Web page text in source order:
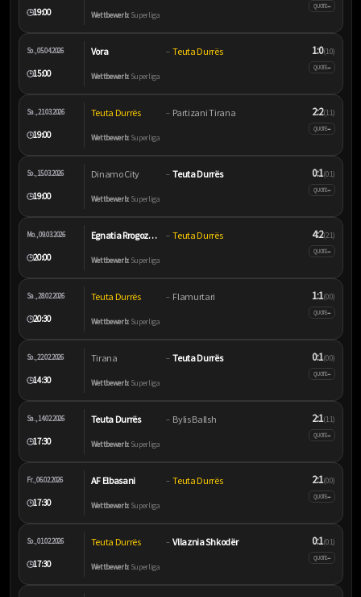
🕒19:00 Wettbewerb:Superliga
QUOTE–
So., 05.04.2026
🕒15:00
Vora – Teuta Durrës
Wettbewerb:Superliga
1:0(1:0)
QUOTE–
Sa., 21.03.2026
🕒19:00
Teuta Durrës – Partizani Tirana
Wettbewerb:Superliga
2:2(1:1)
QUOTE–
So., 15.03.2026
🕒19:00
Dinamo City – Teuta Durrës
Wettbewerb:Superliga
0:1(0:1)
QUOTE–
Mo., 09.03.2026
🕒20:00
Egnatia Rrogozhinë – Teuta Durrës
Wettbewerb:Superliga
4:2(2:1)
QUOTE–
Sa., 28.02.2026
🕒20:30
Teuta Durrës – Flamurtari
Wettbewerb:Superliga
1:1(0:0)
QUOTE–
So., 22.02.2026
🕒14:30
Tirana – Teuta Durrës
Wettbewerb:Superliga
0:1(0:0)
QUOTE–
Sa., 14.02.2026
🕒17:30
Teuta Durrës – Bylis Ballsh
Wettbewerb:Superliga
2:1(1:1)
QUOTE–
Fr., 06.02.2026
🕒17:30
AF Elbasani – Teuta Durrës
Wettbewerb:Superliga
2:1(0:0)
QUOTE–
So., 01.02.2026
🕒17:30
Teuta Durrës – Vllaznia Shkodër
Wettbewerb:Superliga
0:1(0:1)
QUOTE–